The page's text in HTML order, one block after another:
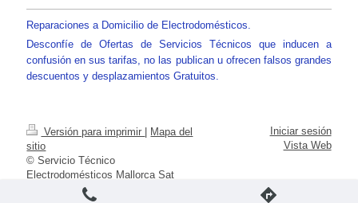
Reparaciones a Domicilio de Electrodomésticos.
Desconfíe de Ofertas de Servicios Técnicos que inducen a
confusión en sus tarifas, no las publican u ofrecen falsos grandes
descuentos y desplazamientos Gratuitos.
Versión para imprimir | Mapa del
sitio
© Servicio Técnico
Electrodomésticos Mallorca Sat
Iniciar sesión
Vista Web